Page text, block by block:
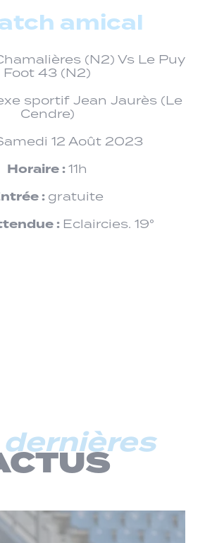
amical
(N2) Vs Le Puy
Foot 43 (N2)
sportif Jean Jaurès (Le
Cendre)
12 Août 2023
Horaire :11h
: gratuite
: Eclaircies. 19°